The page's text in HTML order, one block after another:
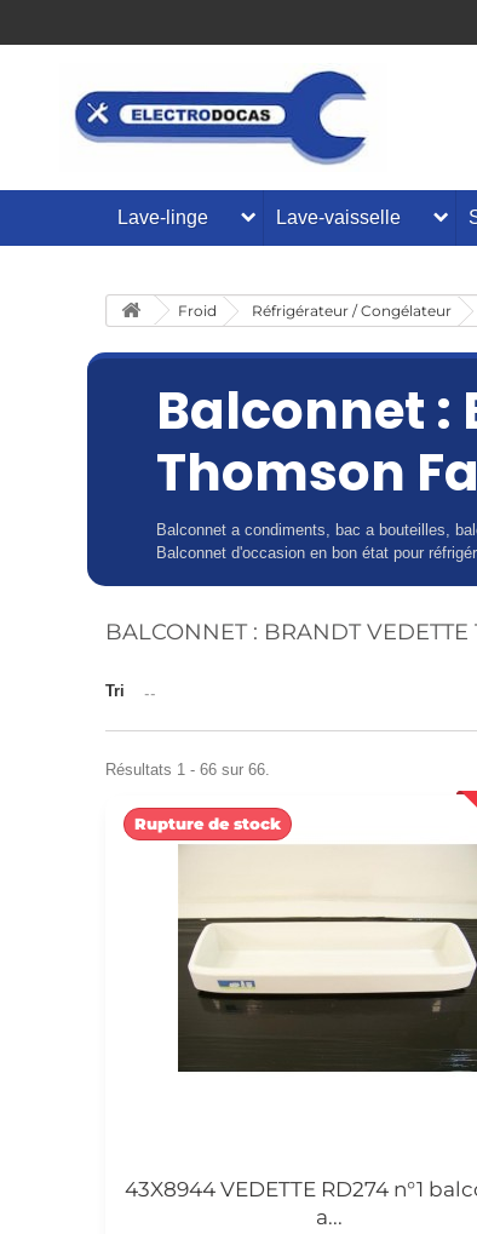
Lave-linge Lave-vaisselle
Froid Réfrigérateur / Congélateur
Balconnet :
Thomson
Balconnet a condiments, bac a bouteilles,
Balconnet d'occasion en bon état pour
BALCONNET : BRANDT
Tri --
Résultats 1 - 66 sur 66.
43X8944 VEDETTE RD274 n°1
a...
Rupture de stock